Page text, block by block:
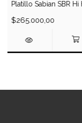
Platillo Sabian SBR Hi
$265.000,00